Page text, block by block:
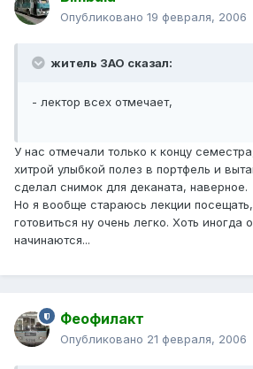
Опубликовано 19 февраля, 2006
житель ЗАО сказал:
- лектор всех отмечает,
У нас отмечали только к концу
хитрой улыбкой полез в портфель и
сделал снимок для деканата, наверное.
Но я вообще стараюсь лекции
готовиться ну очень легко. Хоть иногда
начинаются...
Феофилакт
Опубликовано 21 февраля, 2006